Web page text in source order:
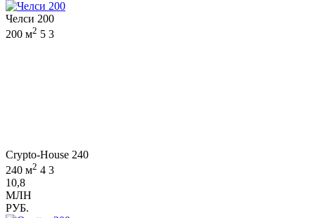
Челси 200
200 м2 5 3
Crypto-House 240
240 м2 4 3
10,8
МЛН
РУБ.